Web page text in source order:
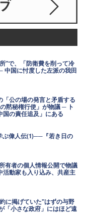
"で、「防衛費を削って冷
中国に忖度した左派の我田
「公の場の発言と矛盾する
黙秘権行使」が物議 ─ ト
国の責任追及」にある
ぶ偉人伝(1)──『若き日の
有者の個人情報公開で物議
動家も入り込み、共産主
に掲げていた"はずの与野
「小さな政府」にはほど遠